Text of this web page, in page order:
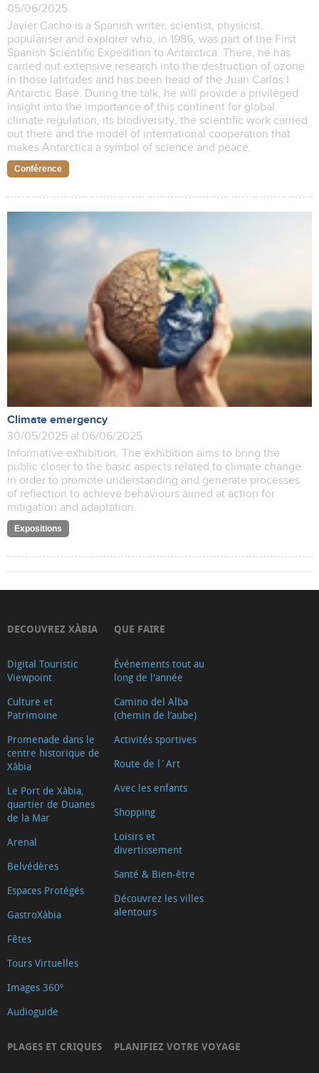
05/06/2025
Javier Cacho is a Spanish writer, scientist, physicist,
populariser and explorer who, in 1986, was part of the First
Spanish Scientific Expedition to Antarctica. There, he has
carried out extensive research into the destruction of ozone
in those latitudes and has been head of the Juan Carlos I
Antarctic Base. During the talk, he will provide a privileged
insight into the importance of this continent for global
climate regulation, its biodiversity, the scientific work carried
out there and the model of international cooperation that
makes Antarctica a symbol of science and peace.
Conférence
Climate emergency
30/05/2025 al 06/06/2025
Informative exhibition. The exhibition aims to bring the
public closer to the basic aspects related to climate change
in order to promote understanding and generate processes
of reflection to achieve behaviours aimed at action for
mitigation and adaptation.
Expositions
DECOUVREZ XÀBIA
Digital Touristic
Viewpoint
Culture et
Patrimoine
Promenade dans le
centre historique de
Xàbia
Le Port de Xàbia,
quartier de Duanes
de la Mar
Arenal
Belvédères
Espaces Protégés
GastroXàbia
Fêtes
Tours Virtuelles
Images 360º
Audioguide
QUE FAIRE
Événements tout au
long de l'année
Camino del Alba
(chemin de l’aube)
Activités sportives
Route de l´Art
Avec les enfants
Shopping
Loisirs et
divertissement
Santé & Bien-être
Découvrez les villes
alentours
PLAGES ET CRIQUES PLANIFIEZ VOTRE VOYAGE